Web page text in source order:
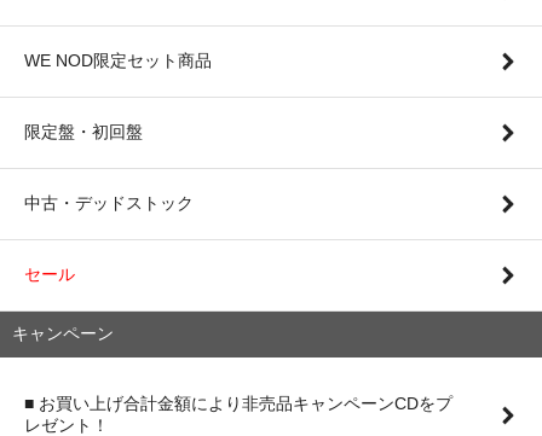
WE NOD限定セット商品
限定盤・初回盤
中古・デッドストック
セール
キャンペーン
■ お買い上げ合計金額により非売品キャンペーンCDをプ
レゼント！